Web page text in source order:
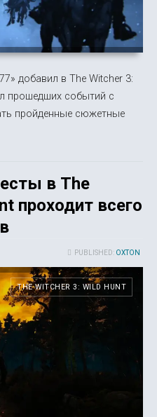
добавил в The Witcher 3:
прошедших событий с
пройденные сюжетные
в The
проходит всего
PUBLISHED: OXTON
THE WITCHER 3: WILD HUNT